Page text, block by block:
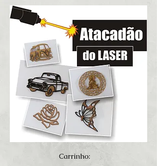
Carrinho: